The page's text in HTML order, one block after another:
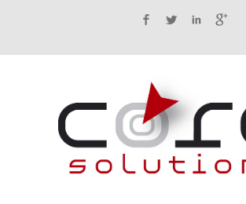
FacebookTwitter